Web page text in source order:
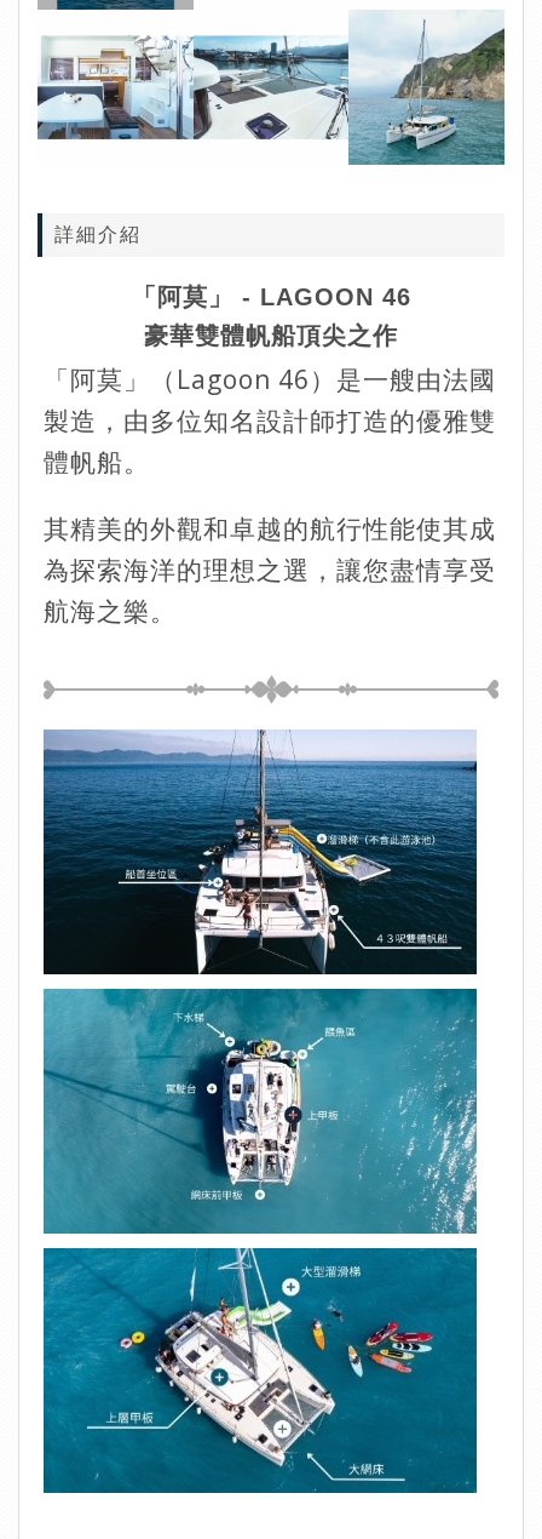
詳細介紹
「阿莫」 - LAGOON 46
豪華雙體帆船頂尖之作
「阿莫」（Lagoon 46）是一艘由法國
製造，由多位知名設計師打造的優雅雙
體帆船。
其精美的外觀和卓越的航行性能使其成
為探索海洋的理想之選，讓您盡情享受
航海之樂。